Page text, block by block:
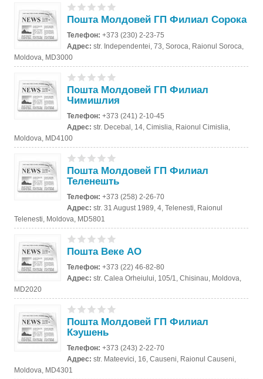
Пошта Молдовей ГП Филиал Сорока
Телефон:+373 (230) 2-23-75
Адрес:str. Independentei, 73, Soroca, Raionul Soroca,
Moldova, MD3000
Пошта Молдовей ГП Филиал
Чимишлия
Телефон:+373 (241) 2-10-45
Адрес:str. Decebal, 14, Cimislia, Raionul Cimislia,
Moldova, MD4100
Пошта Молдовей ГП Филиал
Теленешть
Телефон:+373 (258) 2-26-70
Адрес:str. 31 August 1989, 4, Telenesti, Raionul
Telenesti, Moldova, MD5801
Пошта Веке АО
Телефон:+373 (22) 46-82-80
Адрес:str. Calea Orheiului, 105/1, Chisinau, Moldova,
MD2020
Пошта Молдовей ГП Филиал
Кэушень
Телефон:+373 (243) 2-22-70
Адрес:str. Mateevici, 16, Causeni, Raionul Causeni,
Moldova, MD4301